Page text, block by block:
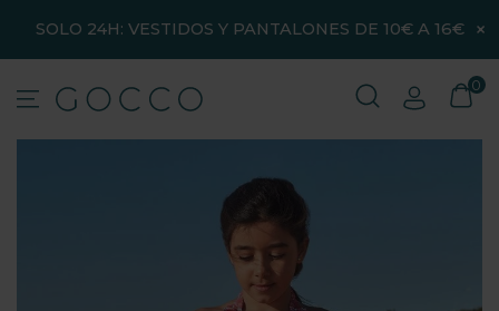
SOLO 24H: VESTIDOS Y PANTALONES DE 10€ A 16€ ×
0